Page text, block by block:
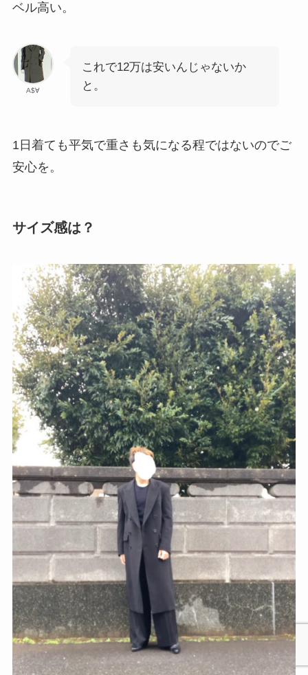
ベル高い。
A$∀
これで12万は安いんじゃないか
と。
1日着ても平気で重さも気になる程ではないのでご
安心を。
サイズ感は？